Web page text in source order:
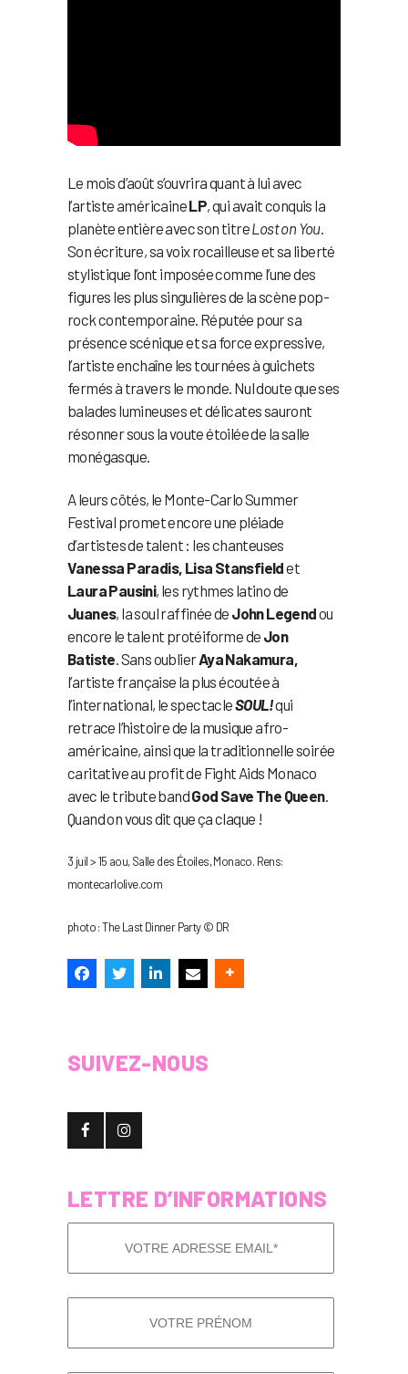
Le mois d’août s’ouvrira quant à lui avec
l’artiste américaineLP, qui avait conquis la
planète entière avec son titreLost on You.
Son écriture, sa voix rocailleuse et sa liberté
stylistique l’ont imposée comme l’une des
figures les plus singulières de la scène pop-
rock contemporaine. Réputée pour sa
présence scénique et sa force expressive,
l’artiste enchaîne les tournées à guichets
fermés à travers le monde. Nul doute que ses
balades lumineuses et délicates sauront
résonner sous la voute étoilée de la salle
monégasque.
A leurs côtés, le Monte-Carlo Summer
Festival promet encore une pléiade
d’artistes de talent : les chanteuses
Vanessa Paradis, Lisa Stansfieldet
Laura Pausini, les rythmes latino de
Juanes, la soul raffinée de John Legendou
encore le talent protéiforme de Jon
Batiste . Sans oublierAya Nakamura,
l’artiste française la plus écoutée à
l’international, le spectacleSOUL!qui
retrace l’histoire de la musique afro-
américaine, ainsi que la traditionnelle soirée
caritative au profit de Fight Aids Monaco
avec le tribute bandGod Save The Queen.
Quand on vous dit que ça claque !
3 juil > 15 aou, Salle des Étoiles, Monaco. Rens:
montecarlolive.com
photo : The Last Dinner Party © DR
SUIVEZ-NOUS
LETTRE D’INFORMATIONS